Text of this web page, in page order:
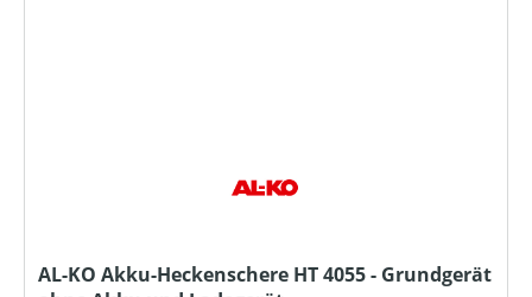
AL-KO Akku-Heckenschere HT 4055 - Grundgerät